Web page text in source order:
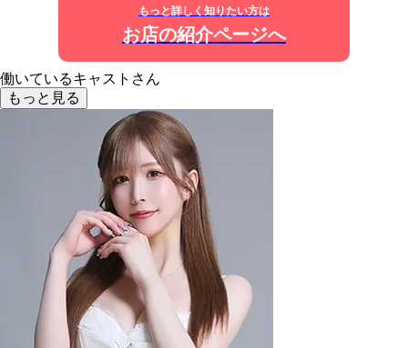
もっと詳しく知りたい方は
お店の紹介ページへ
働いているキャストさん
もっと見る